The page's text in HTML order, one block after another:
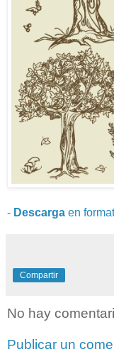
- Descarga en
Compartir
No hay
Publicar un